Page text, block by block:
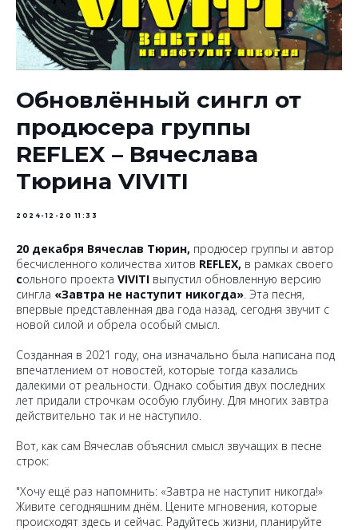
Обновлённый сингл от
продюсера группы
REFLEX – Вячеслава
Тюрина VIVITI
2024-12-20 11:33
20 декабря Вячеслав Тюрин, продюсер группы и автор
бесчисленного количества хитов REFLEX, в рамках своего
сольного проекта VIVITI выпустил обновленную версию
сингла «Завтра не наступит никогда». Эта песня,
впервые представленная два года назад, сегодня звучит с
новой силой и обрела особый смысл.
Созданная в 2021 году, она изначально была написана под
впечатлением от новостей, которые тогда казались
далекими от реальности. Однако события двух последних
лет придали строчкам особую глубину. Для многих завтра
действительно так и не наступило.
Вот, как сам Вячеслав объяснил смысл звучащих в песне
строк:
"Хочу ещё раз напомнить: «Завтра не наступит никогда!»
Живите сегодняшним днём. Цените мгновения, которые
происходят здесь и сейчас. Радуйтесь жизни, планируйте